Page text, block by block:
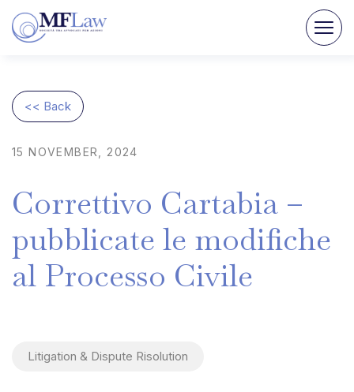
<< Back
15 NOVEMBER, 2024
Correttivo Cartabia –
pubblicate le modifiche
al Processo Civile
Litigation & Dispute Risolution